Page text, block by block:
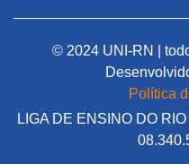
© 2024 UNI-RN |
Política
LIGA DE ENSINO DO